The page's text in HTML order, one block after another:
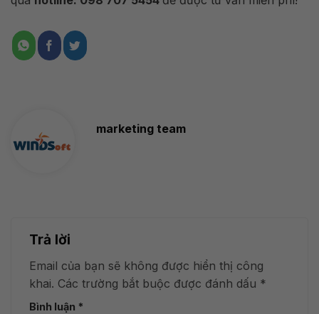
marketing team
Trả lời
Email của bạn sẽ không được hiển thị công
khai. Các trường bắt buộc được đánh dấu *
Bình luận *